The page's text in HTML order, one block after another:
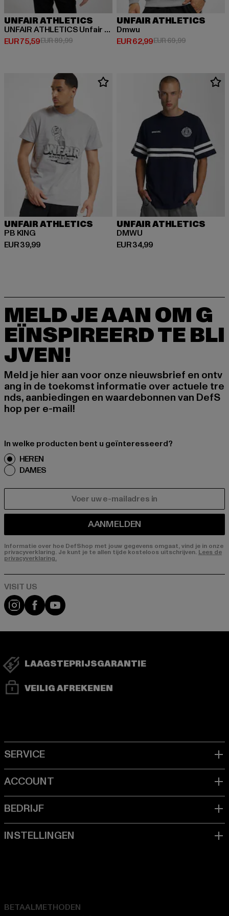
UNFAIR ATHLETICS
UNFAIR ATHLETICS Unfair Ninja Zipper
EUR 75,59
Huidige prijs: EUR 75,59
EUR 89,99Actieprijs: EUR 89,99
UNFAIR ATHLETICS
Dmwu
EUR 62,99
Huidige prijs: EUR 62,99
EUR 69,99Actieprijs:
UNFAIR ATHLETICS
PB KING
EUR 39,99
Huidige prijs: EUR 39,99
UNFAIR ATHLETICS
DMWU
EUR 34,99
Huidige prijs: EUR 34,99
MELD JE AAN OM G
EÏNSPIREERD TE BLI
JVEN!
Meld je hier aan voor onze nieuwsbrief en ontv
ang in de toekomst informatie over actuele tre
nds, aanbiedingen en waardebonnen van DefS
hop per e-mail!
In welke producten bent u geïnteresseerd?
HEREN
DAMES
AANMELDEN
Informatie over hoe DefShop met jouw gegevens omgaat, vind je in onze
privacyverklaring. Je kunt je te allen tijde kosteloos uitschrijven. Lees de
privacyverklaring.
Visit our Instagram page:
Visit our Facebook page:
Visit our YouTube channel:
LAAGSTEPRIJSGARANTIE
VEILIG AFREKENEN
BETAALMETHODEN